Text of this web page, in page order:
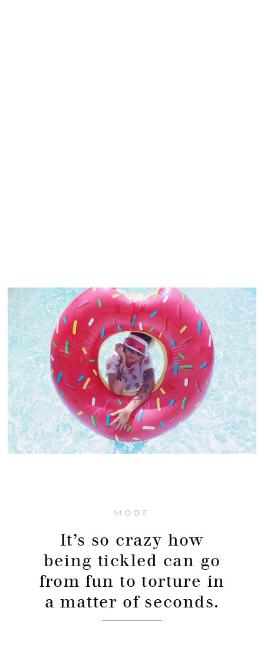
MODE
It’s so crazy how
being tickled can go
from fun to torture in
a matter of seconds.